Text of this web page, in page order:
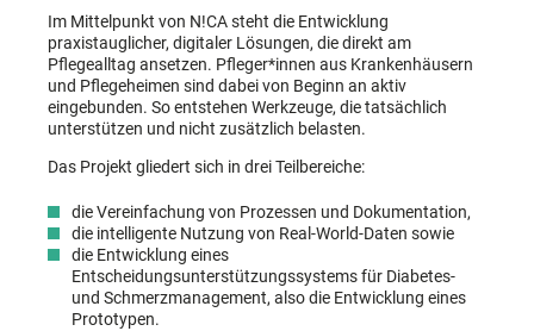
Im Mittelpunkt von N!CA steht die Entwicklung
praxistauglicher, digitaler Lösungen, die direkt am
Pflegealltag ansetzen. Pfleger*innen aus Krankenhäusern
und Pflegeheimen sind dabei von Beginn an aktiv
eingebunden. So entstehen Werkzeuge, die tatsächlich
unterstützen und nicht zusätzlich belasten.
Das Projekt gliedert sich in drei Teilbereiche:
die Vereinfachung von Prozessen und Dokumentation,
die intelligente Nutzung von Real-World-Daten sowie
die Entwicklung eines
Entscheidungsunterstützungssystems für Diabetes-
und Schmerzmanagement, also die Entwicklung eines
Prototypen.